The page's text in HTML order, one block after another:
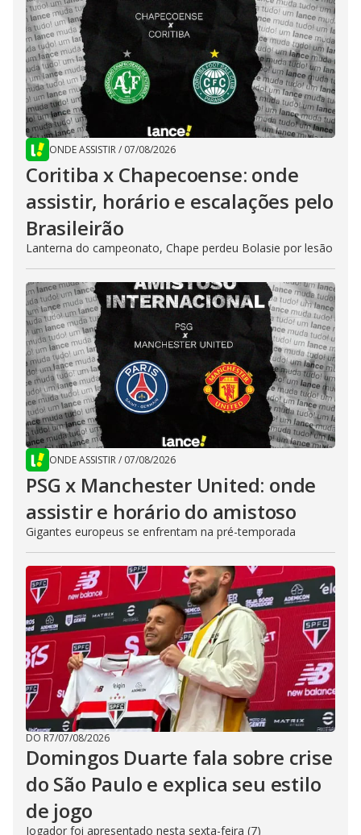
ONDE ASSISTIR/ 07/08/2026
Coritiba x Chapecoense: onde
assistir, horário e escalações pelo
Brasileirão
Lanterna do campeonato, Chape perdeu Bolasie por lesão
ONDE ASSISTIR/ 07/08/2026
PSG x Manchester United: onde
assistir e horário do amistoso
Gigantes europeus se enfrentam na pré-temporada
DO R7/07/08/2026
Domingos Duarte fala sobre crise
do São Paulo e explica seu estilo
de jogo
Jogador foi apresentado nesta sexta-feira (7)